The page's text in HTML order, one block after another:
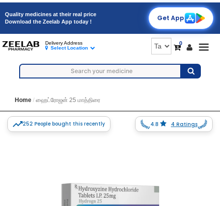
Quality medicines at their real price
Download the Zeelab App today !
Get App
0
Delivery Address
Select Location
Home ஹைட்ரோஜன் 25 மாத்திரை
252 People bought this recently 4.8 4 Ratings